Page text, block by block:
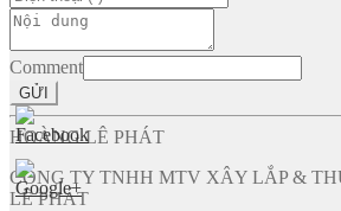
Comment
GỬI
HOÀNG LÊ PHÁT
CÔNG TY TNHH MTV XÂY LẮP &
LÊ PHÁT